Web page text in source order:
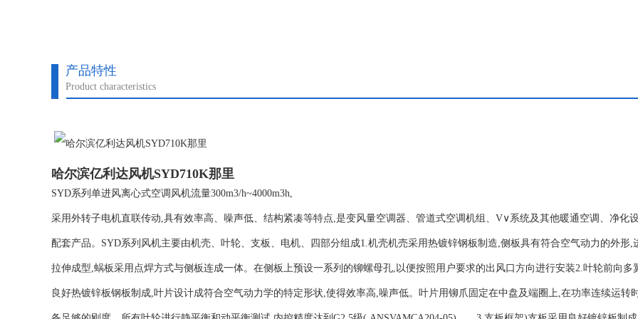
产品特性
Product characteristics
哈尔滨亿利达风机SYD710K那里
SYD系列单进风离心式空调风机流量300m3/h~4000m3h,
采用外转子电机直联传动,具有效率高、噪声低、结构紧凑等特点,是变风量空调器、管道式空调机组、V∨系统及其他暖通空调、净化
配套产品。SYD系列风机主要由机壳、叶轮、支板、电机、四部分组成1.机壳机売采用热镀锌钢板制造,侧板具有符合空气动力的外形,
拉伸成型,蜗板采用点焊方式与侧板连成一体。在侧板上预设一系列的铆螺母孔,以便按照用户要求的出风口方向进行安装2.叶轮前向多
良好热镀锌板钢板制成,叶片设计成符合空气动力学的特定形状,使得效率高,噪声低。叶片用铆爪固定在中盘及端圈上,在功率连续运转